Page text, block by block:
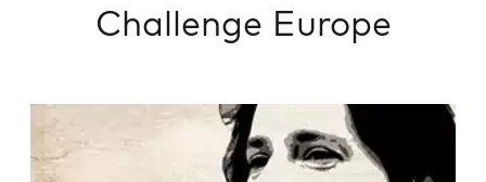
Challenge Europe